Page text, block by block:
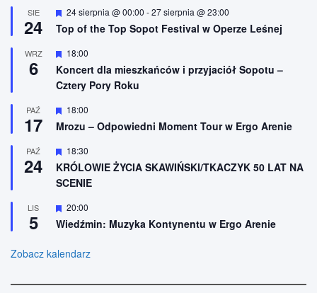
e
ż
n
o
n
e
SIE
24
W
r
ż
n
o
e
24 sierpnia @ 00:00 -27 sierpnia @ 23:00
Top of the Top Sopot Festival w Operze Leśnej
WRZ
6
W
r
ó
n
o
e
18:00
Koncert dla mieszkańców i przyjaciół Sopotu –
Cztery Pory Roku
PAŹ
17
W
r
ż
n
i
o
e
18:00
Mrozu – Odpowiedni Moment Tour w Ergo Arenie
PAŹ
24
W
y
r
ó
n
i
o
e
18:30
KRÓLOWIE ŻYCIA SKAWIŃSKI/TKACZYK 50 LAT NA
SCENIE
LIS
5
W
y
r
ż
o
20:00
Wiedźmin: Muzyka Kontynentu w Ergo Arenie
Zobacz kalendarz